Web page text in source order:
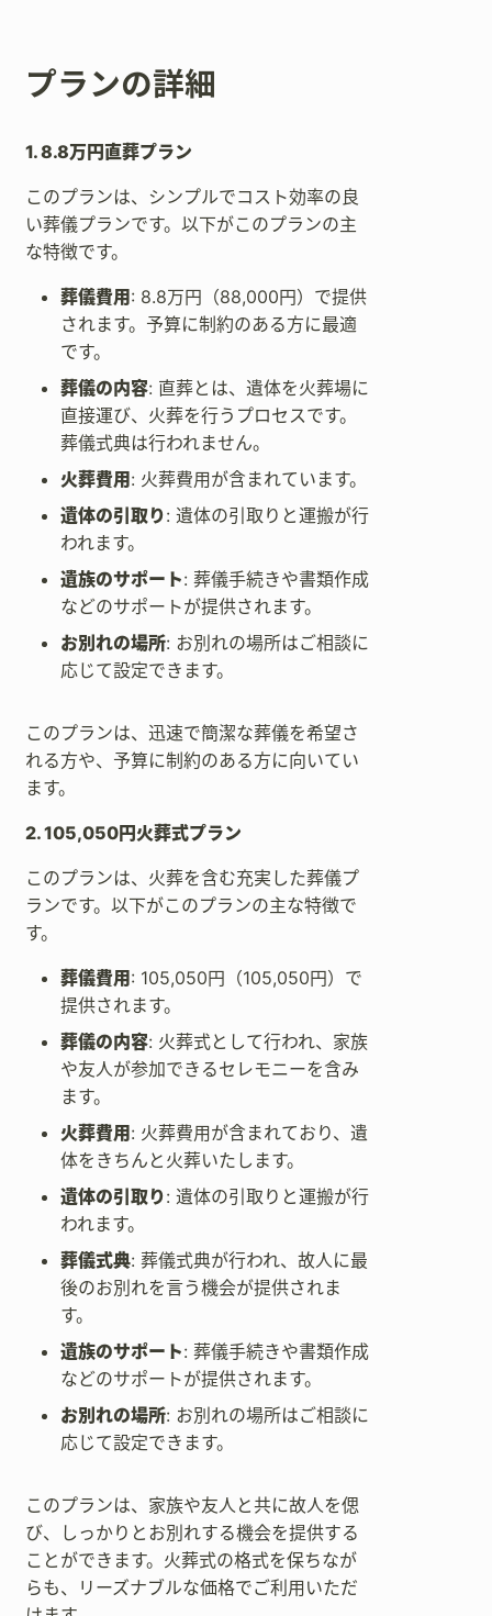
プランの詳細
1. 8.8万円直葬プラン
このプランは、シンプルでコスト効率の良
い葬儀プランです。以下がこのプランの主
な特徴です。
葬儀費用: 8.8万円（88,000円）で提供
されます。予算に制約のある方に最適
です。
葬儀の内容: 直葬とは、遺体を火葬場に
直接運び、火葬を行うプロセスです。
葬儀式典は行われません。
火葬費用: 火葬費用が含まれています。
遺体の引取り: 遺体の引取りと運搬が行
われます。
遺族のサポート: 葬儀手続きや書類作成
などのサポートが提供されます。
お別れの場所: お別れの場所はご相談に
応じて設定できます。
このプランは、迅速で簡潔な葬儀を希望さ
れる方や、予算に制約のある方に向いてい
ます。
2. 105,050円火葬式プラン
このプランは、火葬を含む充実した葬儀プ
ランです。以下がこのプランの主な特徴で
す。
葬儀費用: 105,050円（105,050円）で
提供されます。
葬儀の内容: 火葬式として行われ、家族
や友人が参加できるセレモニーを含み
ます。
火葬費用: 火葬費用が含まれており、遺
体をきちんと火葬いたします。
遺体の引取り: 遺体の引取りと運搬が行
われます。
葬儀式典: 葬儀式典が行われ、故人に最
後のお別れを言う機会が提供されま
す。
遺族のサポート: 葬儀手続きや書類作成
などのサポートが提供されます。
お別れの場所: お別れの場所はご相談に
応じて設定できます。
このプランは、家族や友人と共に故人を偲
び、しっかりとお別れする機会を提供する
ことができます。火葬式の格式を保ちなが
らも、リーズナブルな価格でご利用いただ